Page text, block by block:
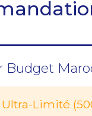
Budget
Limité